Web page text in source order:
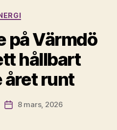
Kategorier
på Värmdö
hållbart
året runt
Inläggsdatum
8 mars, 2026